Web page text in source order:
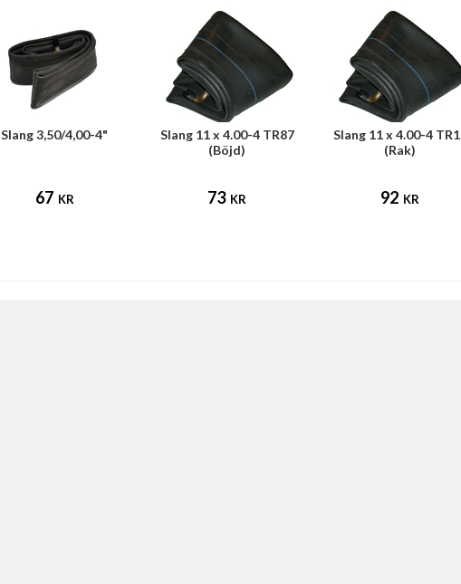
Slang 3,50/4,00-4"
67 KR
Slang 11 x 4.00-4 TR87
(Böjd)
73 KR
Slang 11 x 4.00-4
(Rak)
92 KR